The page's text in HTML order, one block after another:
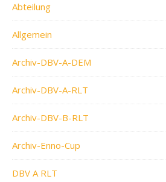
Abteilung
Allgemein
Archiv-DBV-A-DEM
Archiv-DBV-A-RLT
Archiv-DBV-B-RLT
Archiv-Enno-Cup
DBV A RLT